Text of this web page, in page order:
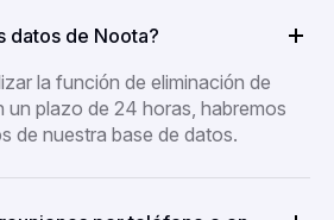
datos de Noota?
la función de eliminación de
un plazo de 24 horas, habremos
de nuestra base de datos.